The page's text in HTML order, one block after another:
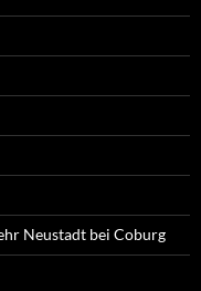
Neustadt bei Coburg